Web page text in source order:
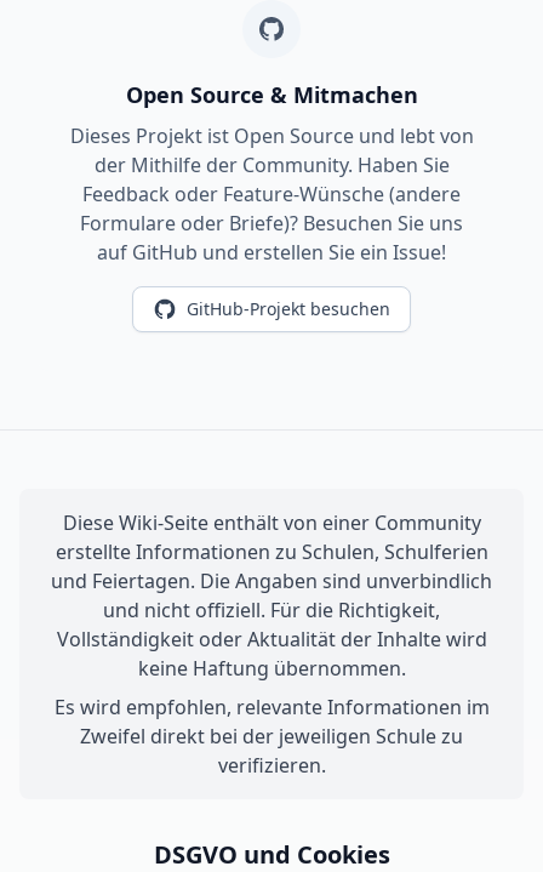
Open Source & Mitmachen
Dieses Projekt ist Open Source und lebt von
der Mithilfe der Community. Haben Sie
Feedback oder Feature-Wünsche (andere
Formulare oder Briefe)? Besuchen Sie uns
auf GitHub und erstellen Sie ein Issue!
GitHub-Projekt besuchen
Diese Wiki-Seite enthält von einer Community
erstellte Informationen zu Schulen, Schulferien
und Feiertagen. Die Angaben sind unverbindlich
und nicht offiziell. Für die Richtigkeit,
Vollständigkeit oder Aktualität der Inhalte wird
keine Haftung übernommen.
Es wird empfohlen, relevante Informationen im
Zweifel direkt bei der jeweiligen Schule zu
verifizieren.
DSGVO und Cookies